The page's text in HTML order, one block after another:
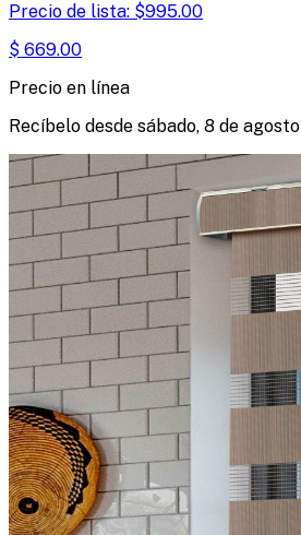
Precio de lista: $995.00
$ 669.00
Precio en línea
Recíbelo desde sábado, 8 de agosto